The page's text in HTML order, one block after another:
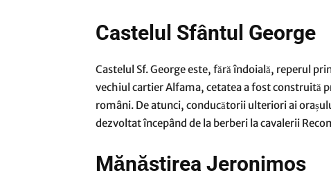
Castelul Sfântul George
Castelul Sf. George este, fără îndoială, reperul
vechiul cartier Alfama, cetatea a fost construită
români. De atunci, conducătorii ulteriori ai
dezvoltat începând de la berberi la cavalerii
Mănăstirea Jeronimos